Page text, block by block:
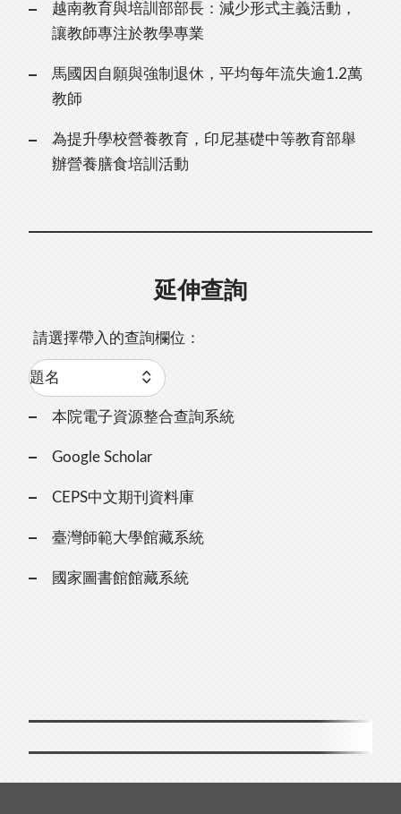
越南教育與培訓部部長：減少形式主義活動，
讓教師專注於教學專業
馬國因自願與強制退休，平均每年流失逾1.2萬
教師
為提升學校營養教育，印尼基礎中等教育部舉
辦營養膳食培訓活動
延伸查詢
請選擇帶入的查詢欄位：
本院電子資源整合查詢系統
Google Scholar
CEPS中文期刊資料庫
臺灣師範大學館藏系統
國家圖書館館藏系統